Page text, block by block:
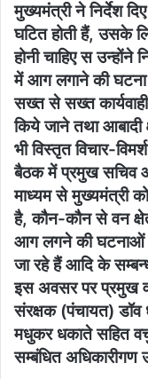
मुख्यमंत्री ने निर्देश
घटित होती हैं, उसके
होनी चाहिए स
में आग लगाने की घटना
सख्त से सख्त
किये जाने तथा आबादी
भी विस्तृत विचार-
बैठक में प्रमुख सचिव
माध्यम से मुख्यमंत्री
है, कौन-कौन से वन
आग लगने की घटनाओं
जा रहे हैं आदि के
इस अवसर पर प्रमुख
संरक्षक (पंचायत) डॉव
मधुकर धकाते सहित
सम्बंधित अधिकारीगण